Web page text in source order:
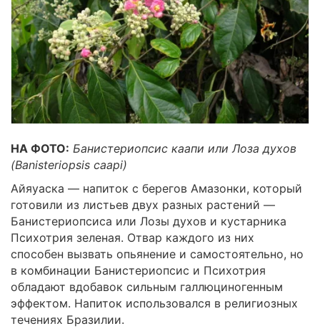
НА ФОТО: Банистериопсис каапи или Лоза духов
(Banisteriopsis caapi)
Айяуаска ― напиток с берегов Амазонки, который
готовили из листьев двух разных растений ―
Банистериопсиса или Лозы духов и кустарника
Психотрия зеленая. Отвар каждого из них
способен вызвать опьянение и самостоятельно, но
в комбинации Банистериопсис и Психотрия
обладают вдобавок сильным галлюциногенным
эффектом. Напиток использовался в религиозных
течениях Бразилии.